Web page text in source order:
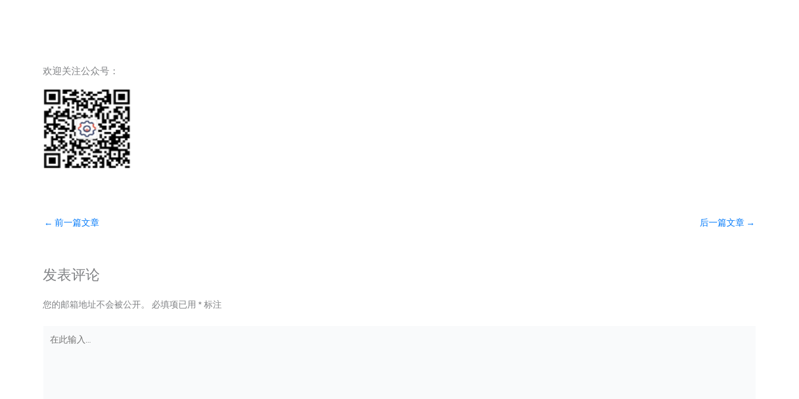
欢迎关注公众号：
← 前一篇文章 后一篇文章 →
发表评论
您的邮箱地址不会被公开。 必填项已用 *标注